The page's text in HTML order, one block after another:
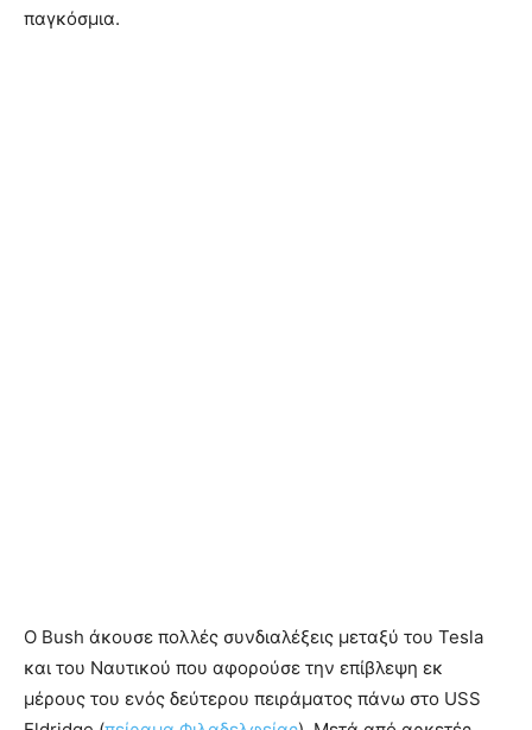
παγκόσμια.
Ο Bush άκουσε πολλές συνδιαλέξεις μεταξύ του Tesla
και του Ναυτικού που αφορούσε την επίβλεψη εκ
μέρους του ενός δεύτερου πειράματος πάνω στο USS